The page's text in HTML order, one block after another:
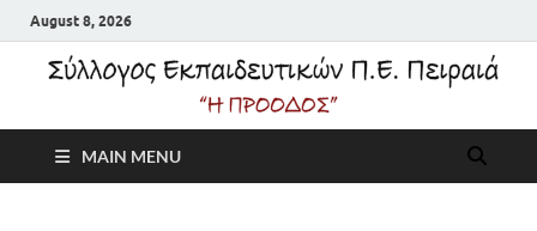
August 8, 2026
Σύλλογος
Εκπαιδευτικών Π.Ε.
MAIN MENU